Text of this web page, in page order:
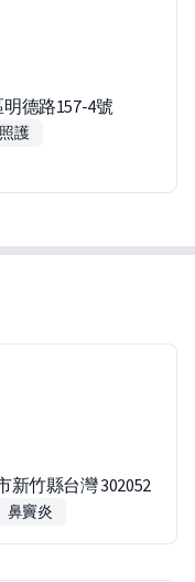
德路157-4號
護
新竹縣台灣 302052
鼻竇炎